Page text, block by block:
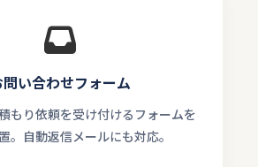
問い合わせフォーム
もり依頼を受け付けるフォームを
。自動返信メールにも対応。